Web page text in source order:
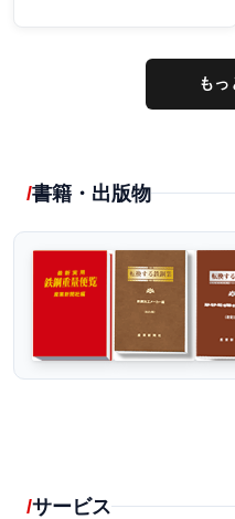
もっ
書籍・出版物
サービス